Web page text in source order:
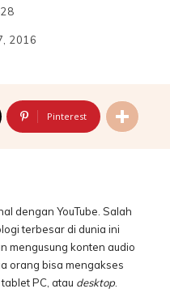
2016
Pinterest
dengan YouTube. Salah
terbesar di dunia ini
mengusung konten audio
orang bisa mengakses
PC, atau desktop.